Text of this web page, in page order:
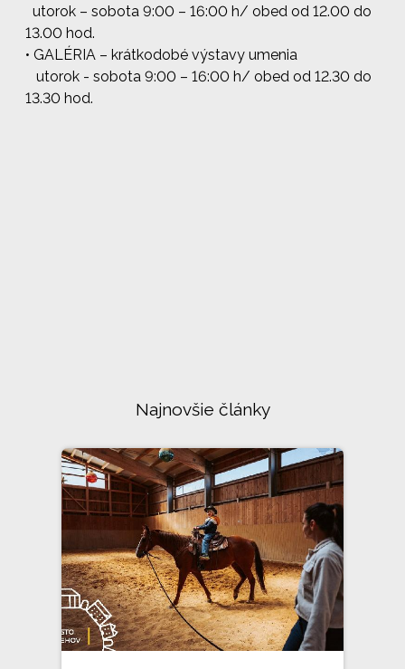
utorok – sobota 9:00 – 16:00 h/ obed od 12.00 do
13.00 hod.
• GALÉRIA – krátkodobé výstavy umenia
utorok - sobota 9:00 – 16:00 h/ obed od 12.30 do
13.30 hod.
Najnovšie články